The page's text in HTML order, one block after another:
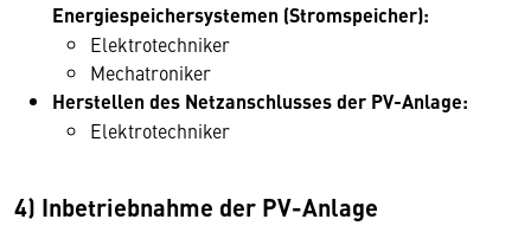
Energiespeichersystemen (Stromspeicher):
Elektrotechniker
Mechatroniker
Herstellen des Netzanschlusses der PV-Anlage:
Elektrotechniker
4) Inbetriebnahme der PV-Anlage